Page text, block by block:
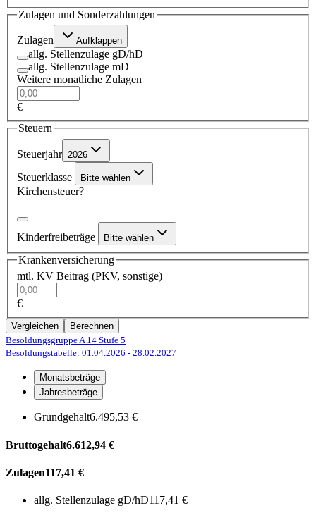
Zulagen und Sonderzahlungen
Zulagen Aufklappen
allg. Stellenzulage gD/hD
allg. Stellenzulage mD
Weitere monatliche Zulagen
€
Steuern
Steuerjahr 2026
Steuerklasse Bitte wählen
Kirchensteuer?
Kinderfreibeträge Bitte wählen
Krankenversicherung
mtl. KV Beitrag (PKV, sonstige)
€
Vergleichen
Berechnen
Besoldungsgruppe A 14 Stufe 5
Besoldungstabelle: 01.04.2026 - 28.02.2027
Monatsbeträge
Jahresbeträge
Grundgehalt6.495,53 €
Bruttogehalt6.612,94 €
Zulagen117,41 €
allg. Stellenzulage gD/hD117,41 €